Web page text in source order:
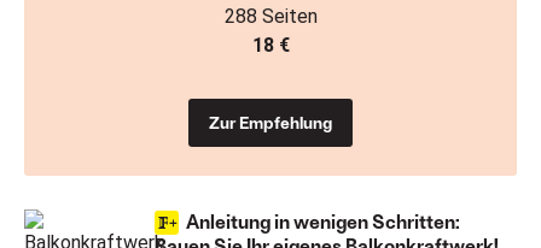
Anleitung in wenigen Schritten:
288 Seiten
18 €
Zur Empfehlung